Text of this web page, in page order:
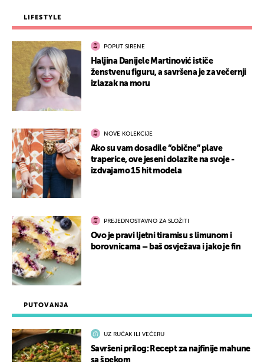
PUTOVANJA
UZ RUČAK ILI VEČERU
Savršeni prilog: Recept za najfinije mahune
sa špekom
LIFESTYLE
POPUT SIRENE
Haljina Danijele Martinović ističe
ženstvenu figuru, a savršena je za večernji
izlazak na moru
NOVE KOLEKCIJE
Ako su vam dosadile “obične” plave
traperice, ove jeseni dolazite na svoje -
izdvajamo 15 hit modela
PREJEDNOSTAVNO ZA SLOŽITI
Ovo je pravi ljetni tiramisu s limunom i
borovnicama – baš osvježava i jako je fin